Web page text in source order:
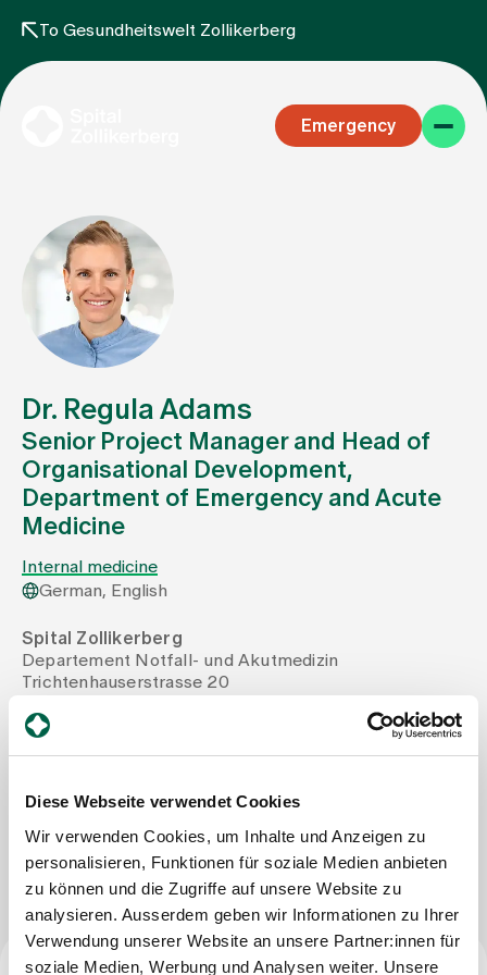
Diese Webseite verwendet Cookies
Wir verwenden Cookies, um Inhalte und Anzeigen zu
personalisieren, Funktionen für soziale Medien anbieten
zu können und die Zugriffe auf unsere Website zu
analysieren. Ausserdem geben wir Informationen zu Ihrer
Verwendung unserer Website an unsere Partner:innen für
soziale Medien, Werbung und Analysen weiter. Unsere
To Gesundheitswelt Zollikerberg
Emergency
Specialist areas
Stay
Team
About us
Jobs & Career
Contact us
Baby gallery
Blog
Dr. Regula Adams
Senior Project Manager and Head of
Organisational Development,
Department of Emergency and Acute
Medicine
Internal medicine
German, English
Spital Zollikerberg
Departement Notfall- und Akutmedizin
Trichtenhauserstrasse 20
Tel
Mail
regula.adams@spitalzollikerberg.ch
Write Message